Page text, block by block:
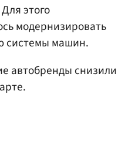
этого
модернизировать
системы машин.
автобренды снизили